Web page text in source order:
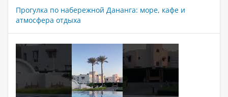
Прогулка по набережной Дананга: море, кафе и
атмосфера отдыха